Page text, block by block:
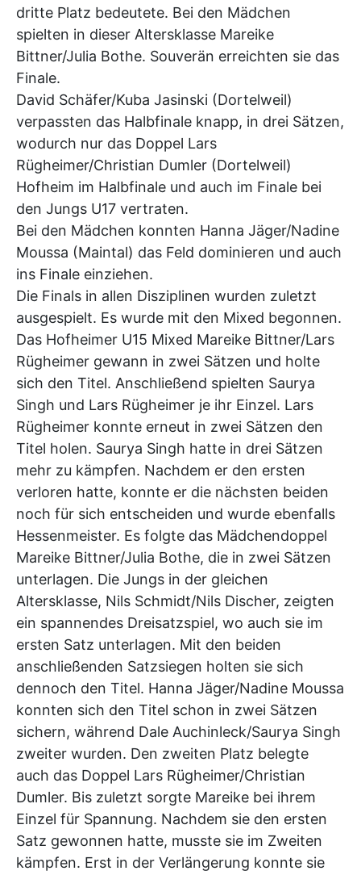
dritte Platz bedeutete. Bei den Mädchen
spielten in dieser Altersklasse Mareike
Bittner/Julia Bothe. Souverän erreichten sie das
Finale.
David Schäfer/Kuba Jasinski (Dortelweil)
verpassten das Halbfinale knapp, in drei Sätzen,
wodurch nur das Doppel Lars
Rügheimer/Christian Dumler (Dortelweil)
Hofheim im Halbfinale und auch im Finale bei
den Jungs U17 vertraten.
Bei den Mädchen konnten Hanna Jäger/Nadine
Moussa (Maintal) das Feld dominieren und auch
ins Finale einziehen.
Die Finals in allen Disziplinen wurden zuletzt
ausgespielt. Es wurde mit den Mixed begonnen.
Das Hofheimer U15 Mixed Mareike Bittner/Lars
Rügheimer gewann in zwei Sätzen und holte
sich den Titel. Anschließend spielten Saurya
Singh und Lars Rügheimer je ihr Einzel. Lars
Rügheimer konnte erneut in zwei Sätzen den
Titel holen. Saurya Singh hatte in drei Sätzen
mehr zu kämpfen. Nachdem er den ersten
verloren hatte, konnte er die nächsten beiden
noch für sich entscheiden und wurde ebenfalls
Hessenmeister. Es folgte das Mädchendoppel
Mareike Bittner/Julia Bothe, die in zwei Sätzen
unterlagen. Die Jungs in der gleichen
Altersklasse, Nils Schmidt/Nils Discher, zeigten
ein spannendes Dreisatzspiel, wo auch sie im
ersten Satz unterlagen. Mit den beiden
anschließenden Satzsiegen holten sie sich
dennoch den Titel. Hanna Jäger/Nadine Moussa
konnten sich den Titel schon in zwei Sätzen
sichern, während Dale Auchinleck/Saurya Singh
zweiter wurden. Den zweiten Platz belegte
auch das Doppel Lars Rügheimer/Christian
Dumler. Bis zuletzt sorgte Mareike bei ihrem
Einzel für Spannung. Nachdem sie den ersten
Satz gewonnen hatte, musste sie im Zweiten
kämpfen. Erst in der Verlängerung konnte sie